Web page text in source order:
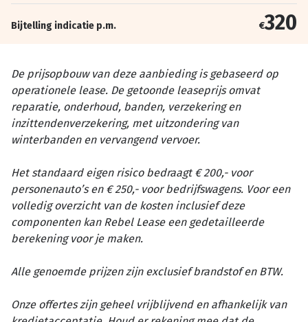
Bijtelling indicatie p.m. €320
De prijsopbouw van deze aanbieding is gebaseerd op
operationele lease. De getoonde leaseprijs omvat
reparatie, onderhoud, banden, verzekering en
inzittendenverzekering, met uitzondering van
winterbanden en vervangend vervoer.
Het standaard eigen risico bedraagt € 200,- voor
personenauto’s en € 250,- voor bedrijfswagens. Voor een
volledig overzicht van de kosten inclusief deze
componenten kan Rebel Lease een gedetailleerde
berekening voor je maken.
Alle genoemde prijzen zijn exclusief brandstof en BTW.
Onze offertes zijn geheel vrijblijvend en afhankelijk van